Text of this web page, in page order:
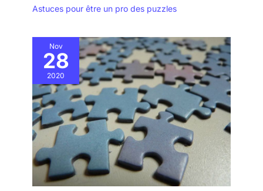
: que vous peigniez des
vous permet d'appliquer
facilement votre couleur
préférée. Convient à tous
types de peintures,
peintures solubles dans
l'eau. Conseil : Lavez-le
immédiatement après
utilisation. Taille :
L’ensemble inclut 3
pinceaux de tailles
différentes : un pinceau
de 1, 1.5 et 2 pouce large.
Astuces pour être un pro des puzzles
Nov
28
2020